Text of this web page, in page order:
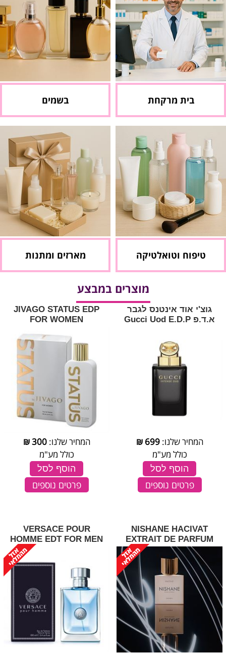
בית מרקחת בשמים
טיפוח וטואלטיקה מארזים ומתנות
מוצרים במבצע
גוצ'י אוד אינטנס לגבר
א.ד.פ Gucci Uod E.D.P
המחיר שלנו:699
₪
כולל מע"מ
הוסף לסל
פרטים נוספים
JIVAGO STATUS EDP
FOR WOMEN
המחיר שלנו:300
₪
כולל מע"מ
הוסף לסל
פרטים נוספים
NISHANE HACIVAT
EXTRAIT DE PARFUM
VERSACE POUR
HOMME EDT FOR MEN